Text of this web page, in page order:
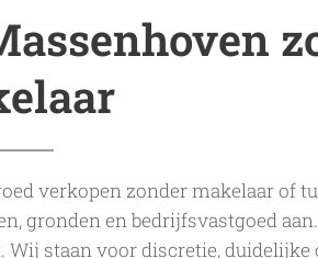
verkopen zonder makelaar of
gronden en bedrijfsvastgoed aan.
Wij staan voor discretie,